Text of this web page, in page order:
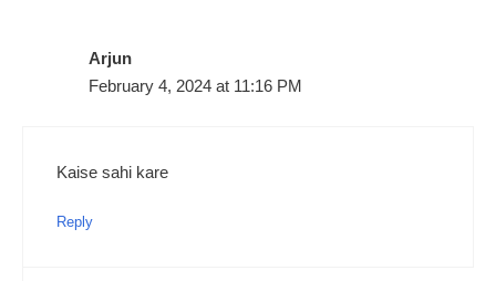
Arjun
February 4, 2024 at 11:16 PM
Kaise sahi kare
Reply